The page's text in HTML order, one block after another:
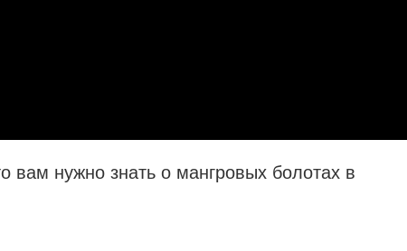
вам нужно знать о мангровых болотах в